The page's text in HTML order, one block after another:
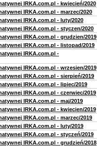
IRKA.com.pl - kwiecień/2020
IRKA.com.pl - marzec/2020
IRKA.com.pl - luty/2020
IRKA.com.pl - styczen/2020
IRKA.com.pl - grudzien/2019
IRKA.com.pl - listopad/2019
IRKA.com.pl -
IRKA.com.pl - wrzesien/2019
IRKA.com.pl - sierpień/2019
IRKA.com.pl - lipiec/2019
IRKA.com.pl - czerwiec/2019
IRKA.com.pl - maj/2019
IRKA.com.pl - kwiecien/2019
IRKA.com.pl - marzec/2019
IRKA.com.pl - luty/2019
IRKA.com.pl - styczeń/2019
IRKA.com.pl - grudzień/2018